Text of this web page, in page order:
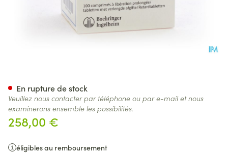
258,00 €
éligibles au remboursement
En rupture de stock
Veuillez nous contacter par téléphone ou par e-mail et nous
examinerons ensemble les possibilités.